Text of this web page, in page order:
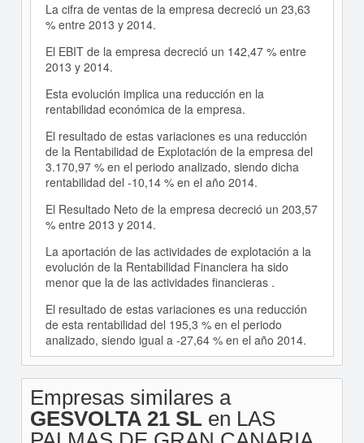
La cifra de ventas de la empresa decreció un 23,63
% entre 2013 y 2014.
El EBIT de la empresa decreció un 142,47 % entre
2013 y 2014.
Esta evolución implica una reducción en la
rentabilidad económica de la empresa.
El resultado de estas variaciones es una reducción
de la Rentabilidad de Explotación de la empresa del
3.170,97 % en el periodo analizado, siendo dicha
rentabilidad del -10,14 % en el año 2014.
El Resultado Neto de la empresa decreció un 203,57
% entre 2013 y 2014.
La aportación de las actividades de explotación a la
evolución de la Rentabilidad Financiera ha sido
menor que la de las actividades financieras .
El resultado de estas variaciones es una reducción
de esta rentabilidad del 195,3 % en el periodo
analizado, siendo igual a -27,64 % en el año 2014.
Empresas similares a
GESVOLTA 21 SL en LAS